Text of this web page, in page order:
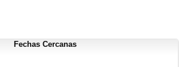
Fechas Cercanas